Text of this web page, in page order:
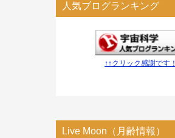
人気ブログランキング
↑↑クリック感謝です！
Live Moon（月齢情報）